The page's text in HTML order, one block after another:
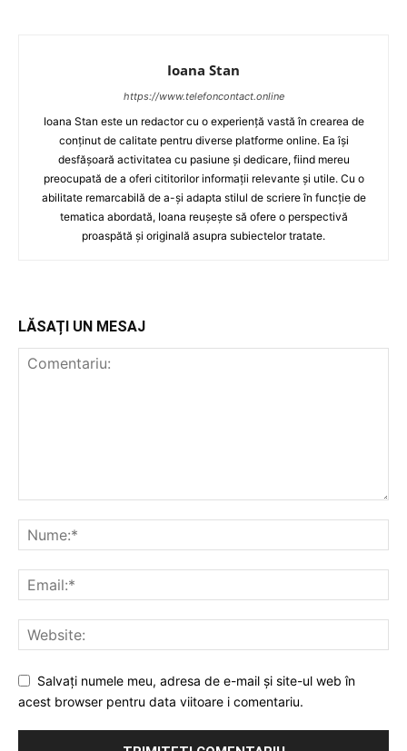
Ioana Stan
https://www.telefoncontact.online
Ioana Stan este un redactor cu o experiență vastă în crearea de
conținut de calitate pentru diverse platforme online. Ea își
desfășoară activitatea cu pasiune și dedicare, fiind mereu
preocupată de a oferi cititorilor informații relevante și utile. Cu o
abilitate remarcabilă de a-și adapta stilul de scriere în funcție de
tematica abordată, Ioana reușește să ofere o perspectivă
proaspătă și originală asupra subiectelor tratate.
LĂSAȚI UN MESAJ
Salvați numele meu, adresa de e-mail și site-ul web în
acest browser pentru data viitoare i comentariu.